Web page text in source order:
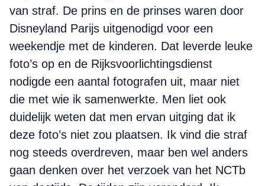
van straf. De prins en de prinses waren door
Disneyland Parijs uitgenodigd voor een
weekendje met de kinderen. Dat leverde leuke
foto’s op en de Rijksvoorlichtingsdienst
nodigde een aantal fotografen uit, maar niet
die met wie ik samenwerkte. Men liet ook
duidelijk weten dat men ervan uitging dat ik
deze foto’s niet zou plaatsen. Ik vind die straf
nog steeds overdreven, maar ben wel anders
gaan denken over het verzoek van het NCTb